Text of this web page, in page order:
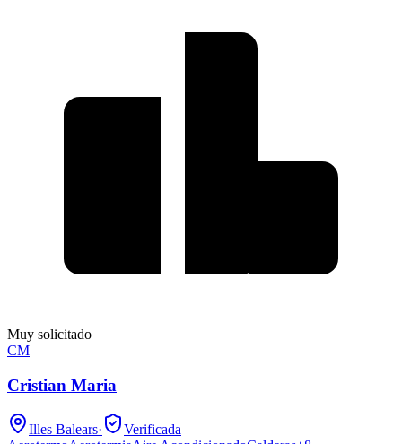
Muy solicitado
CM
Cristian Maria
Illes Balears·
Verificada